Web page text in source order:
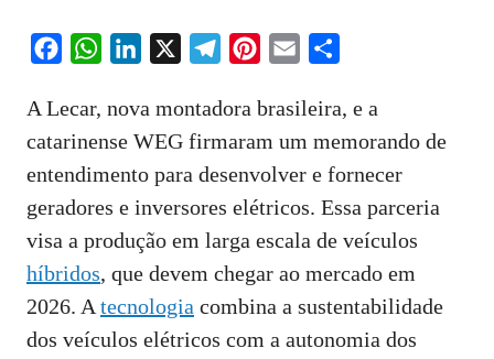
c
e
b
o
o
k
W
a
t
s
A
p
n
k
e
d
I
l
e
g
r
a
m
n
t
e
r
e
a
i
l
a
r
e
A Lecar, nova montadora brasileira, e a
catarinense WEG firmaram um memorando de
entendimento para desenvolver e fornecer
geradores e inversores elétricos. Essa parceria
visa a produção em larga escala de veículos
híbridos, que devem chegar ao mercado em
2026. Atecnologia combina a sustentabilidade
dos veículos elétricos com a autonomia dos